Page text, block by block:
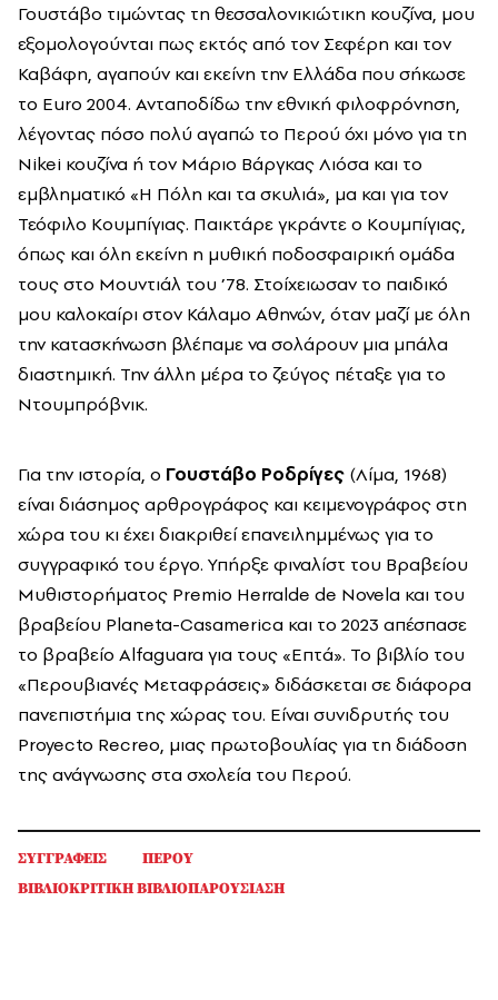
Γουστάβο τιμώντας τη θεσσαλονικιώτικη κουζίνα, μου
εξομολογούνται πως εκτός από τον Σεφέρη και τον
Καβάφη, αγαπούν και εκείνη την Ελλάδα που σήκωσε
το Euro 2004. Ανταποδίδω την εθνική φιλοφρόνηση,
λέγοντας πόσο πολύ αγαπώ το Περού όχι μόνο για τη
Nikei κουζίνα ή τον Μάριο Βάργκας Λιόσα και το
εμβληματικό «Η Πόλη και τα σκυλιά», μα και για τον
Τεόφιλο Κουμπίγιας. Παικτάρε γκράντε ο Κουμπίγιας,
όπως και όλη εκείνη η μυθική ποδοσφαιρική ομάδα
τους στο Μουντιάλ του ’78. Στοίχειωσαν το παιδικό
μου καλοκαίρι στον Κάλαμο Αθηνών, όταν μαζί με όλη
την κατασκήνωση βλέπαμε να σολάρουν μια μπάλα
διαστημική. Την άλλη μέρα το ζεύγος πέταξε για το
Ντουμπρόβνικ.
Για την ιστορία, ο Γουστάβο Ροδρίγες (Λίμα, 1968)
είναι διάσημος αρθρογράφος και κειμενογράφος στη
χώρα του κι έχει διακριθεί επανειλημμένως για το
συγγραφικό του έργο. Υπήρξε φιναλίστ του Βραβείου
Μυθιστορήματος Premio Herralde de Novela και του
βραβείου Planeta-Casamerica και το 2023 απέσπασε
το βραβείο Alfaguara για τους «Επτά». Το βιβλίο του
«Περουβιανές Μεταφράσεις» διδάσκεται σε διάφορα
πανεπιστήμια της χώρας του. Είναι συνιδρυτής του
Proyecto Recreo, μιας πρωτοβουλίας για τη διάδοση
της ανάγνωσης στα σχολεία του Περού.
ΣΥΓΓΡΑΦΕΙΣ
ΠΕΡΟΥ
ΒΙΒΛΙΟΚΡΙΤΙΚΗ ΒΙΒΛΙΟΠΑΡΟΥΣΙΑΣΗ